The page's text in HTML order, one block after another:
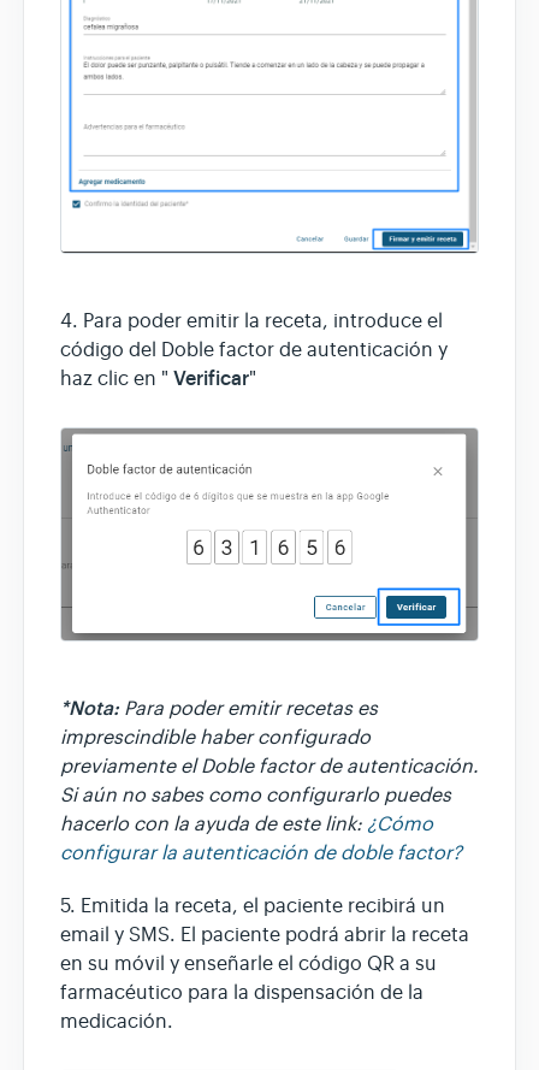
4. Para poder emitir la receta, introduce el
código del Doble factor de autenticación y
haz clic en " Verificar"
*Nota: Para poder emitir recetas es
imprescindible haber configurado
previamente el Doble factor de autenticación.
Si aún no sabes como configurarlo puedes
hacerlo con la ayuda de este link: ¿Cómo
configurar la autenticación de doble factor?
5. Emitida la receta, el paciente recibirá un
email y SMS. El paciente podrá abrir la receta
en su móvil y enseñarle el código QR a su
farmacéutico para la dispensación de la
medicación.